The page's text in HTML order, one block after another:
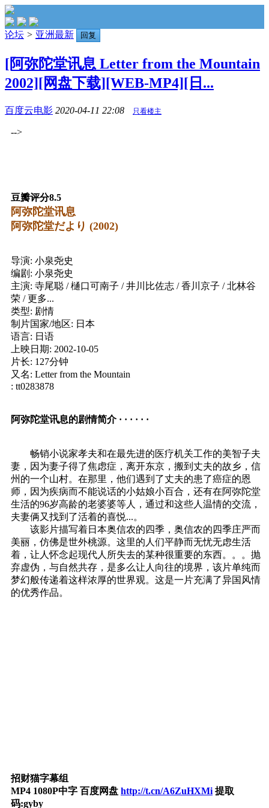
论坛 > 亚洲最新 回复
[阿弥陀堂讯息 Letter from the Mountain
2002][网盘下载][WEB-MP4][日...
百度云电影 2020-04-11 22:08 只看楼主
-->
豆瓣评分8.5
阿弥陀堂讯息
阿弥陀堂だより (2002)
导演: 小泉尧史
编剧: 小泉尧史
主演: 寺尾聪 / 樋口可南子 / 井川比佐志 / 香川京子 / 北林谷
荣 / 更多...
类型: 剧情
制片国家/地区: 日本
语言: 日语
上映日期: 2002-10-05
片长: 127分钟
又名: Letter from the Mountain
: tt0283878
阿弥陀堂讯息的剧情简介 · · · · · ·
畅销小说家孝夫和在最先进的医疗机关工作的美智子夫
妻，因为妻子得了焦虑症，离开东京，搬到丈夫的故乡，信
州的一个山村。在那里，他们遇到了丈夫的患了癌症的恩
师，因为疾病而不能说话的小姑娘小百合，还有在阿弥陀堂
生活的96岁高龄的老婆婆等人，通过和这些人温情的交流，
夫妻俩又找到了活着的喜悦...。
该影片描写着日本奥信农的四季，奥信农的四季庄严而
美丽，仿佛是世外桃源。这里的人们平静而无忧无虑生活
着，让人怀念起现代人所失去的某种很重要的东西。。。抛
弃虚伪，与自然共存，是多么让人向往的境界，该片单纯而
梦幻般传递着这样浓厚的世界观。这是一片充满了异国风情
的优秀作品。
招财猫字幕组
MP4 1080P中字 百度网盘 http://t.cn/A6ZuHXMi 提取
码:gyby